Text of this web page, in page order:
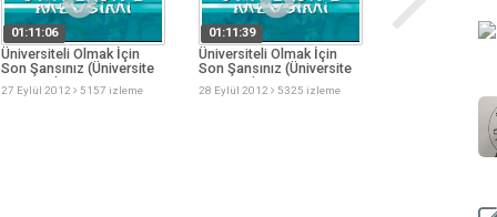
01:11:06
Üniversiteli Olmak İçin
Son Şansınız (Üniversite
Mevsimi)
27 Eylül 2012 5157 izleme
01:11:39
Üniversiteli Olmak İçin
Son Şansınız (Üniversite
Mevsimi)
28 Eylül 2012 5325 izleme